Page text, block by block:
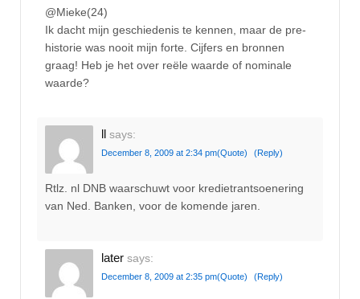
@Mieke(24)
Ik dacht mijn geschiedenis te kennen, maar de pre-
historie was nooit mijn forte. Cijfers en bronnen
graag! Heb je het over reële waarde of nominale
waarde?
ll says:
December 8, 2009 at 2:34 pm(Quote) (Reply)
Rtlz. nl DNB waarschuwt voor kredietrantsoenering
van Ned. Banken, voor de komende jaren.
later says:
December 8, 2009 at 2:35 pm(Quote) (Reply)